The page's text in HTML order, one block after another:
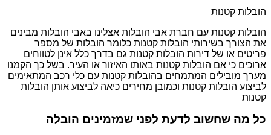
הובלות קטנות
הובלות קטנות עם חברת אבי הובלות אצלינו באבי הובלות מבינים
את הצורך בשירותי הובלות קטנות כלומר הובלות של מספר
פריטים או של דירות הובלות קטנות גם בדרך כלל אינן לטווחים
ארוכים כי אם הובלות קטנות באותו האיזור או העיר. בשל כך הקמנו
מערך מובילים המתמחים בהובלות קטנות עם כלי רכב המתאימים
לביצוע הובלות קטנות וכמובן מחירים כיאה לביצוע אותן הובלות
קטנות
כל מה שחשוב לדעת לפני שמזמינים הובלה